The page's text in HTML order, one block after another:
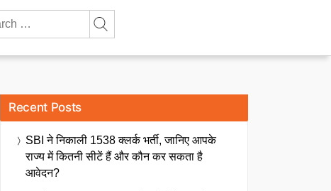
Recent Posts
SBI ने निकाली 1538 क्लर्क भर्ती, जानिए आपके
राज्य में कितनी सीटें हैं और कौन कर सकता है
आवेदन?